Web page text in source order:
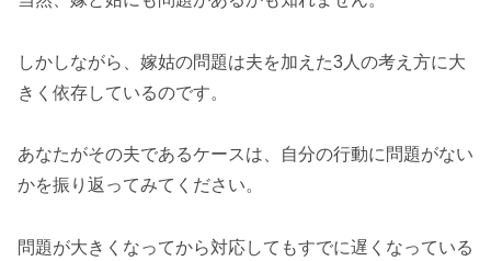
しかしながら、嫁姑の問題は夫を加えた3人の考え方に大
きく依存しているのです。
あなたがその夫であるケースは、自分の行動に問題がない
かを振り返ってみてください。
問題が大きくなってから対応してもすでに遅くなっている